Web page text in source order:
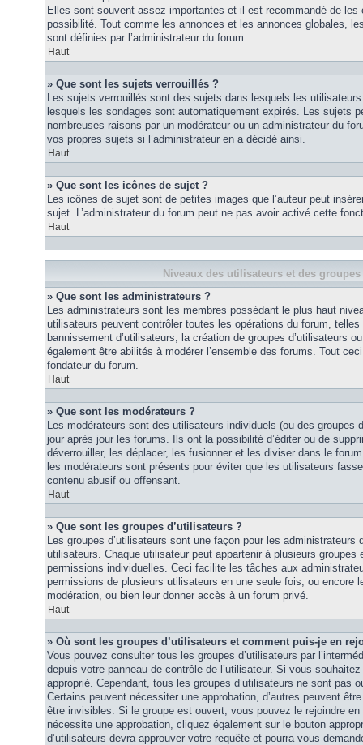
Elles sont souvent assez importantes et il est recommandé de
possibilité. Tout comme les annonces et les annonces globales,
sont définies par l’administrateur du forum.
Haut
» Que sont les sujets verrouillés ?
Les sujets verrouillés sont des sujets dans lesquels les
lesquels les sondages sont automatiquement expirés. Les sujets
nombreuses raisons par un modérateur ou un administrateur du
vos propres sujets si l’administrateur en a décidé ainsi.
Haut
» Que sont les icônes de sujet ?
Les icônes de sujet sont de petites images que l’auteur peut
sujet. L’administrateur du forum peut ne pas avoir activé cette
Haut
Niveaux des utilisateurs et des
» Que sont les administrateurs ?
Les administrateurs sont les membres possédant le plus haut
utilisateurs peuvent contrôler toutes les opérations du forum,
bannissement d’utilisateurs, la création de groupes d’utilisateurs
également être abilités à modérer l’ensemble des forums. Tout
fondateur du forum.
Haut
» Que sont les modérateurs ?
Les modérateurs sont des utilisateurs individuels (ou des groupes
jour après jour les forums. Ils ont la possibilité d’éditer ou de
déverrouiller, les déplacer, les fusionner et les diviser dans le
les modérateurs sont présents pour éviter que les utilisateurs
contenu abusif ou offensant.
Haut
» Que sont les groupes d’utilisateurs ?
Les groupes d’utilisateurs sont une façon pour les administrateurs
utilisateurs. Chaque utilisateur peut appartenir à plusieurs groupes
permissions individuelles. Ceci facilite les tâches aux
permissions de plusieurs utilisateurs en une seule fois, ou encore
modération, ou bien leur donner accès à un forum privé.
Haut
» Où sont les groupes d’utilisateurs et comment puis-je en
Vous pouvez consulter tous les groupes d’utilisateurs par
depuis votre panneau de contrôle de l’utilisateur. Si vous
approprié. Cependant, tous les groupes d’utilisateurs ne sont pas
Certains peuvent nécessiter une approbation, d’autres peuvent
être invisibles. Si le groupe est ouvert, vous pouvez le rejoindre en
nécessite une approbation, cliquez également sur le bouton
d’utilisateurs devra approuver votre requête et pourra vous